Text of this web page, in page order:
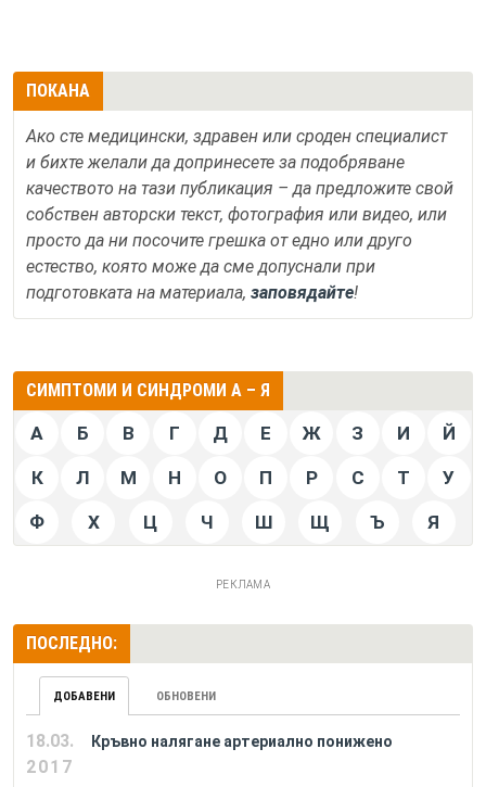
ПОКАНА
Ако сте медицински, здравен или сроден специалист
и бихте желали да допринесете за подобряване
качеството на тази публикация – да предложите свой
собствен авторски текст, фотография или видео, или
просто да ни посочите грешка от едно или друго
естество, която може да сме допуснали при
подготовката на материала, заповядайте!
СИМПТОМИ И СИНДРОМИ А – Я
А Б В Г Д Е Ж З И Й
К Л М Н О П Р С Т У
Ф Х Ц Ч Ш Щ Ъ Я
РЕКЛАМА
ПОСЛЕДНО:
ДОБАВЕНИ ОБНОВЕНИ
18.03.
2017
Кръвно налягане артериално понижено